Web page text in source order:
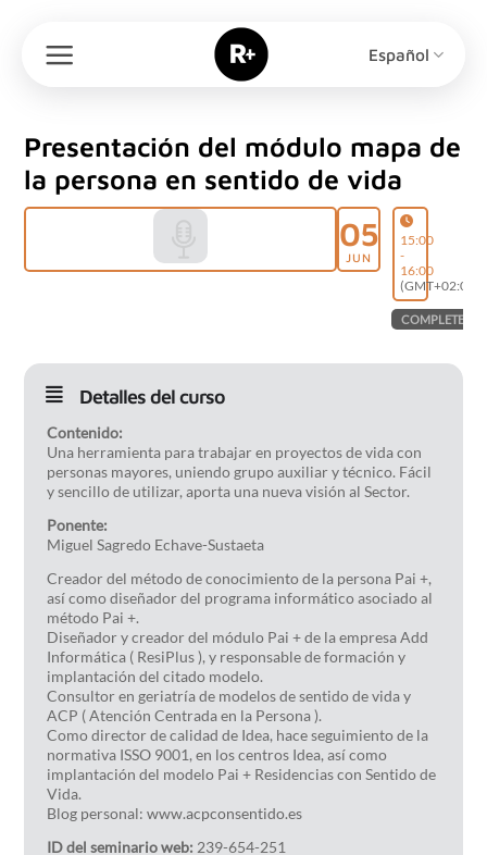
contenido
Español
Presentación del módulo mapa de
la persona en sentido de vida
05
JUN
15:00
-
16:00
(GMT+02:00)
COMPLETED
Detalles del curso
Contenido:
Una herramienta para trabajar en proyectos de vida con
personas mayores, uniendo grupo auxiliar y técnico. Fácil
y sencillo de utilizar, aporta una nueva visión al Sector.
Ponente:
Miguel Sagredo Echave-Sustaeta
Creador del método de conocimiento de la persona Pai +,
así como diseñador del programa informático asociado al
método Pai +.
Diseñador y creador del módulo Pai + de la empresa Add
Informática ( ResiPlus ), y responsable de formación y
implantación del citado modelo.
Consultor en geriatría de modelos de sentido de vida y
ACP ( Atención Centrada en la Persona ).
Como director de calidad de Idea, hace seguimiento de la
normativa ISSO 9001, en los centros Idea, así como
implantación del modelo Pai + Residencias con Sentido de
Vida.
Blog personal:www.acpconsentido.es
ID del seminario web: 239-654-251